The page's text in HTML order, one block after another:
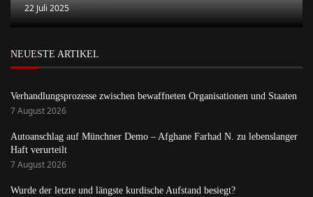
22 Juli 2025
NEUESTE ARTIKEL
Verhandlungsprozesse zwischen bewaffneten Organisationen und Staaten
7 August 2026
Autoanschlag auf Münchner Demo – Afghane Farhad N. zu lebenslanger
Haft verurteilt
7 August 2026
Wurde der letzte und längste kurdische Aufstand besiegt?